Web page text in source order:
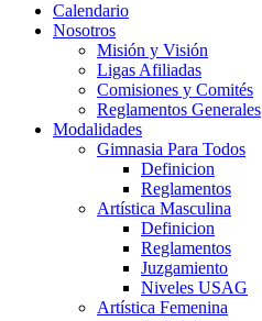
Calendario
Nosotros
Misión y Visión
Ligas Afiliadas
Comisiones y Comités
Reglamentos Generales
Modalidades
Gimnasia Para Todos
Definicion
Reglamentos
Artística Masculina
Definicion
Reglamentos
Juzgamiento
Niveles USAG
Artística Femenina